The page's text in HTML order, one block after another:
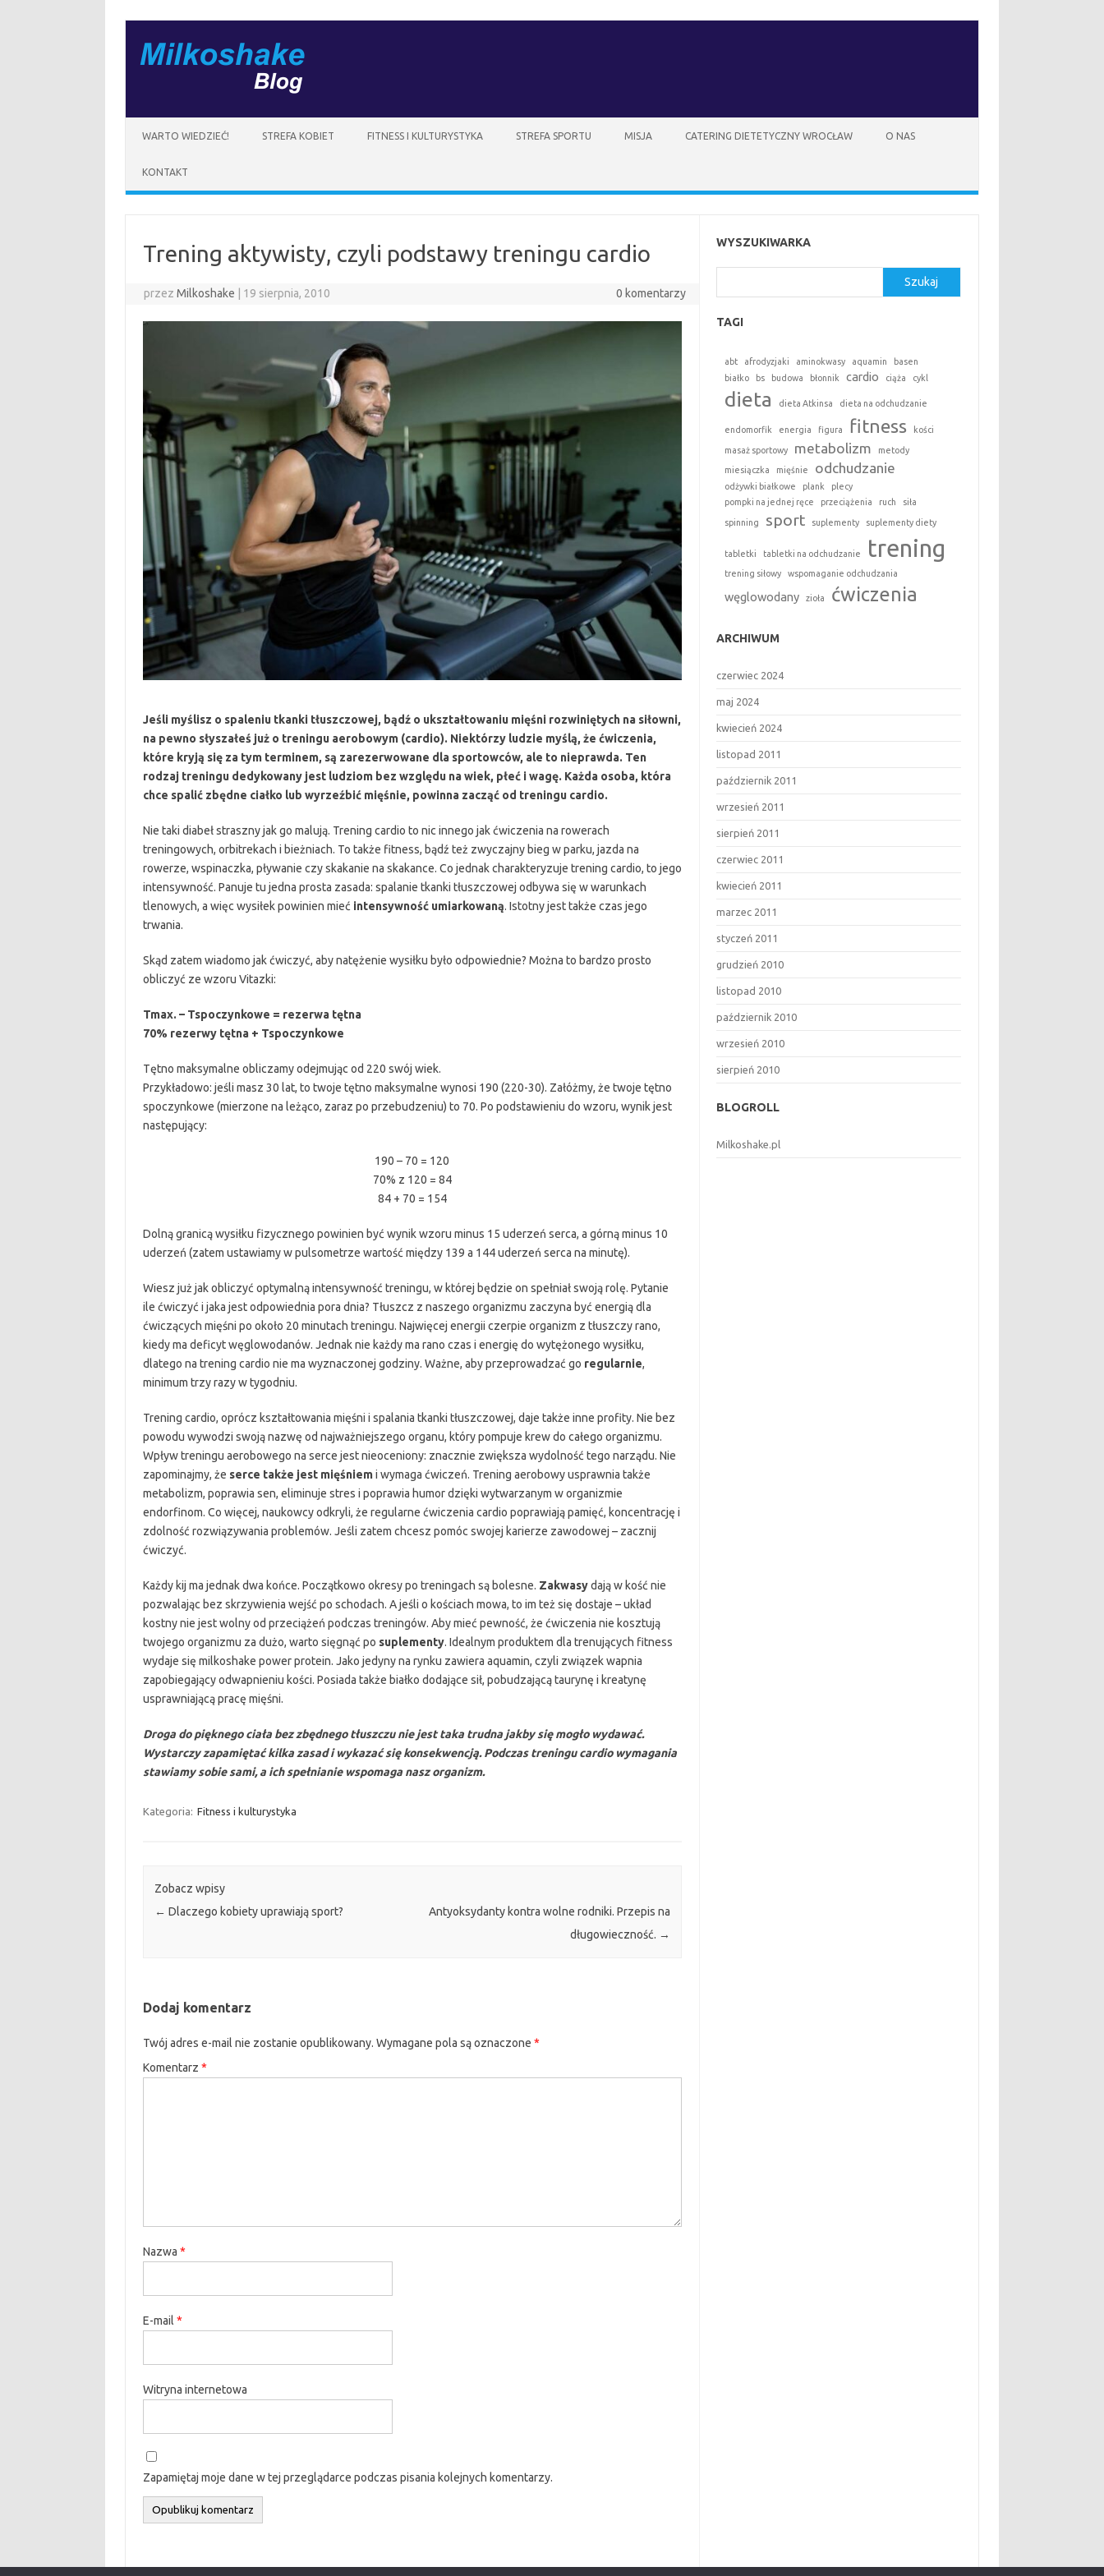
Przejdź
treści
WARTO WIEDZIEĆ! STREFA KOBIET FITNESS I KULTURYSTYKA STREFA SPORTU MISJA CATERING DIETETYCZNY WROCŁAW O NAS
KONTAKT
Trening aktywisty, czyli podstawy treningu cardio
przezMilkoshake 19 sierpnia, 2010 0 komentarzy
Jeśli myślisz o spaleniu tkanki tłuszczowej, bądź o ukształtowaniu mięśni rozwiniętych na siłowni,
na pewno słyszałeś już o treningu aerobowym (cardio). Niektórzy ludzie myślą, że ćwiczenia,
które kryją się za tym terminem, są zarezerwowane dla sportowców, ale to nieprawda. Ten
rodzaj treningu dedykowany jest ludziom bez względu na wiek, płeć i wagę. Każda osoba, która
chce spalić zbędne ciałko lub wyrzeźbić mięśnie, powinna zacząć od treningu cardio.
Nie taki diabeł straszny jak go malują. Trening cardio to nic innego jak ćwiczenia na rowerach
treningowych, orbitrekach i bieżniach. To także fitness, bądź też zwyczajny bieg w parku, jazda na
rowerze, wspinaczka, pływanie czy skakanie na skakance. Co jednak charakteryzuje trening cardio, to jego
intensywność. Panuje tu jedna prosta zasada: spalanie tkanki tłuszczowej odbywa się w warunkach
tlenowych, a więc wysiłek powinien mieć intensywność umiarkowaną. Istotny jest także czas jego
trwania.
Skąd zatem wiadomo jak ćwiczyć, aby natężenie wysiłku było odpowiednie? Można to bardzo prosto
obliczyć ze wzoru Vitazki:
Tmax. – Tspoczynkowe = rezerwa tętna
70% rezerwy tętna + Tspoczynkowe
Tętno maksymalne obliczamy odejmując od 220 swój wiek.
Przykładowo: jeśli masz 30 lat, to twoje tętno maksymalne wynosi 190 (220-30). Załóżmy, że twoje tętno
spoczynkowe (mierzone na leżąco, zaraz po przebudzeniu) to 70. Po podstawieniu do wzoru, wynik jest
następujący:
190 – 70 = 120
70% z 120 = 84
84 + 70 = 154
Dolną granicą wysiłku fizycznego powinien być wynik wzoru minus 15 uderzeń serca, a górną minus 10
uderzeń (zatem ustawiamy w pulsometrze wartość między 139 a 144 uderzeń serca na minutę).
Wiesz już jak obliczyć optymalną intensywność treningu, w której będzie on spełniał swoją rolę. Pytanie
ile ćwiczyć i jaka jest odpowiednia pora dnia? Tłuszcz z naszego organizmu zaczyna być energią dla
ćwiczących mięśni po około 20 minutach treningu. Najwięcej energii czerpie organizm z tłuszczy rano,
kiedy ma deficyt węglowodanów. Jednak nie każdy ma rano czas i energię do wytężonego wysiłku,
dlatego na trening cardio nie ma wyznaczonej godziny. Ważne, aby przeprowadzać go regularnie,
minimum trzy razy w tygodniu.
Trening cardio, oprócz kształtowania mięśni i spalania tkanki tłuszczowej, daje także inne profity. Nie bez
powodu wywodzi swoją nazwę od najważniejszego organu, który pompuje krew do całego organizmu.
Wpływ treningu aerobowego na serce jest nieoceniony: znacznie zwiększa wydolność tego narządu. Nie
zapominajmy, że serce także jest mięśniemi wymaga ćwiczeń. Trening aerobowy usprawnia także
metabolizm, poprawia sen, eliminuje stres i poprawia humor dzięki wytwarzanym w organizmie
endorfinom. Co więcej, naukowcy odkryli, że regularne ćwiczenia cardio poprawiają pamięć, koncentrację i
zdolność rozwiązywania problemów. Jeśli zatem chcesz pomóc swojej karierze zawodowej – zacznij
ćwiczyć.
Każdy kij ma jednak dwa końce. Początkowo okresy po treningach są bolesne. Zakwasydają w kość nie
pozwalając bez skrzywienia wejść po schodach. A jeśli o kościach mowa, to im też się dostaje – układ
kostny nie jest wolny od przeciążeń podczas treningów. Aby mieć pewność, że ćwiczenia nie kosztują
twojego organizmu za dużo, warto sięgnąć po suplementy. Idealnym produktem dla trenujących fitness
wydaje się milkoshake power protein. Jako jedyny na rynku zawiera aquamin, czyli związek wapnia
zapobiegający odwapnieniu kości. Posiada także białko dodające sił, pobudzającą taurynę i kreatynę
usprawniającą pracę mięśni.
Droga do pięknego ciała bez zbędnego tłuszczu nie jest taka trudna jakby się mogło wydawać.
Wystarczy zapamiętać kilka zasad i wykazać siękonsekwencją. Podczas treningu cardio wymagania
stawiamy sobie sami, a ich spełnianie wspomaga nasz organizm.
Kategoria: Fitness i kulturystyka
Zobacz wpisy
← Dlaczego kobiety uprawiają sport?
Antyoksydanty kontra wolne rodniki. Przepis na
długowieczność. →
Dodaj komentarz
Twój adres e-mail nie zostanie opublikowany. Wymagane pola są oznaczone *
Komentarz *
Nazwa *
E-mail *
Witryna internetowa
Zapamiętaj moje dane w tej przeglądarce podczas pisania kolejnych komentarzy.
WYSZUKIWARKA
Szukaj
TAGI
abt afrodyzjaki aminokwasy aquamin
basen
białko
bs budowa błonnik cardio ciąża cykl
dieta dieta Atkinsa dieta na odchudzanie
endomorfik energia figura fitness kości
masaż sportowy metabolizm
metody
miesiączka
mięśnie odchudzanie
odżywki białkowe plank
plecy
pompki na jednej ręce
przeciążenia ruch siła
spinning sport suplementy suplementy diety
tabletki tabletki na odchudzanie trening
trening siłowy wspomaganie odchudzania
węglowodany zioła ćwiczenia
ARCHIWUM
czerwiec 2024
maj 2024
kwiecień 2024
listopad 2011
październik 2011
wrzesień 2011
sierpień 2011
czerwiec 2011
kwiecień 2011
marzec 2011
styczeń 2011
grudzień 2010
listopad 2010
październik 2010
wrzesień 2010
sierpień 2010
BLOGROLL
Milkoshake.pl